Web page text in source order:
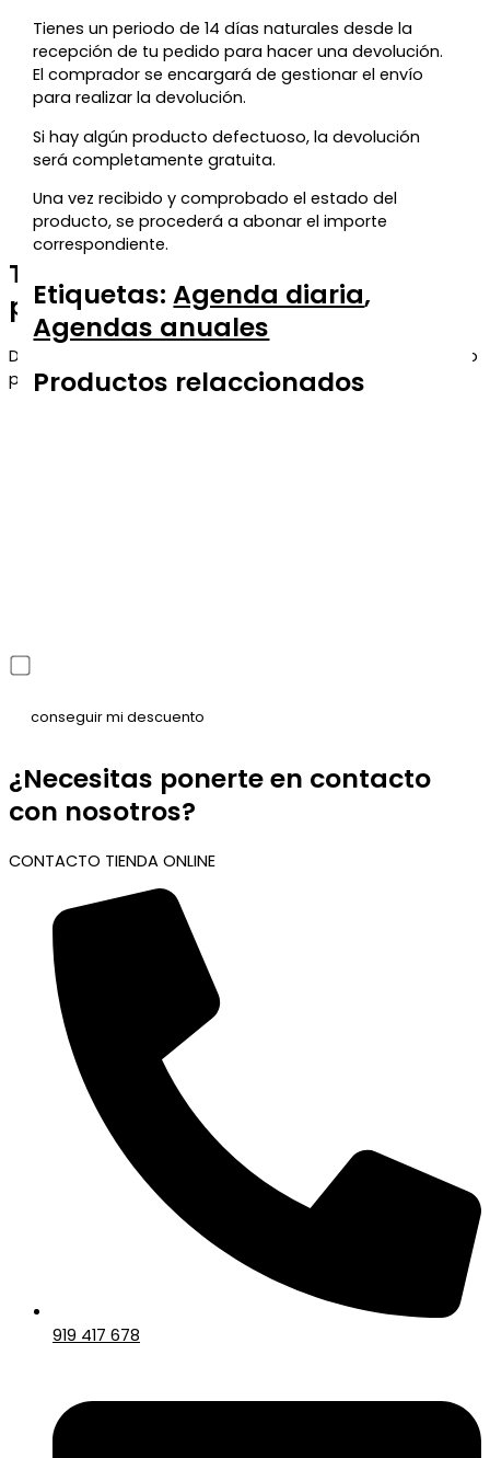
Tienes un periodo de 14 días naturales desde la
recepción de tu pedido para hacer una devolución.
El comprador se encargará de gestionar el envío
para realizar la devolución.
Si hay algún producto defectuoso, la devolución
será completamente gratuita.
Una vez recibido y comprobado el estado del
producto, se procederá a abonar el importe
correspondiente.
Etiquetas:Agenda diaria,
Agendas anuales
Productos relaccionados
Te regalamos un 5% de descuento
para tu próxima compra
Déjanos tu correo y te enviaremos el código de descuento
para que puedas aprovecharlo en tu próximo pedido.
¿Necesitas ponerte en contacto
con nosotros?
CONTACTO TIENDA ONLINE
919 417 678